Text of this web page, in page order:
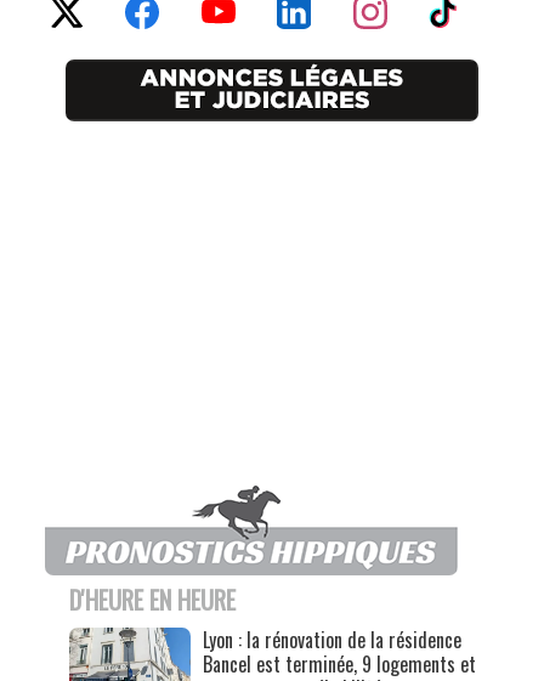
D'HEURE EN HEURE
Lyon : la rénovation de la résidence
Bancel est terminée, 9 logements et